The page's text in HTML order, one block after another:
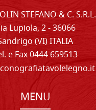
STEFANO & C. S.R.L.
Lupiola, 2 - 36066
(VI) ITALIA
e Fax 0444 659513
MENU